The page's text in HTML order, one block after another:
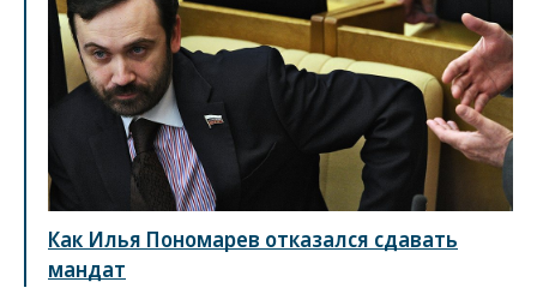
Как Илья Пономарев отказался сдавать
мандат